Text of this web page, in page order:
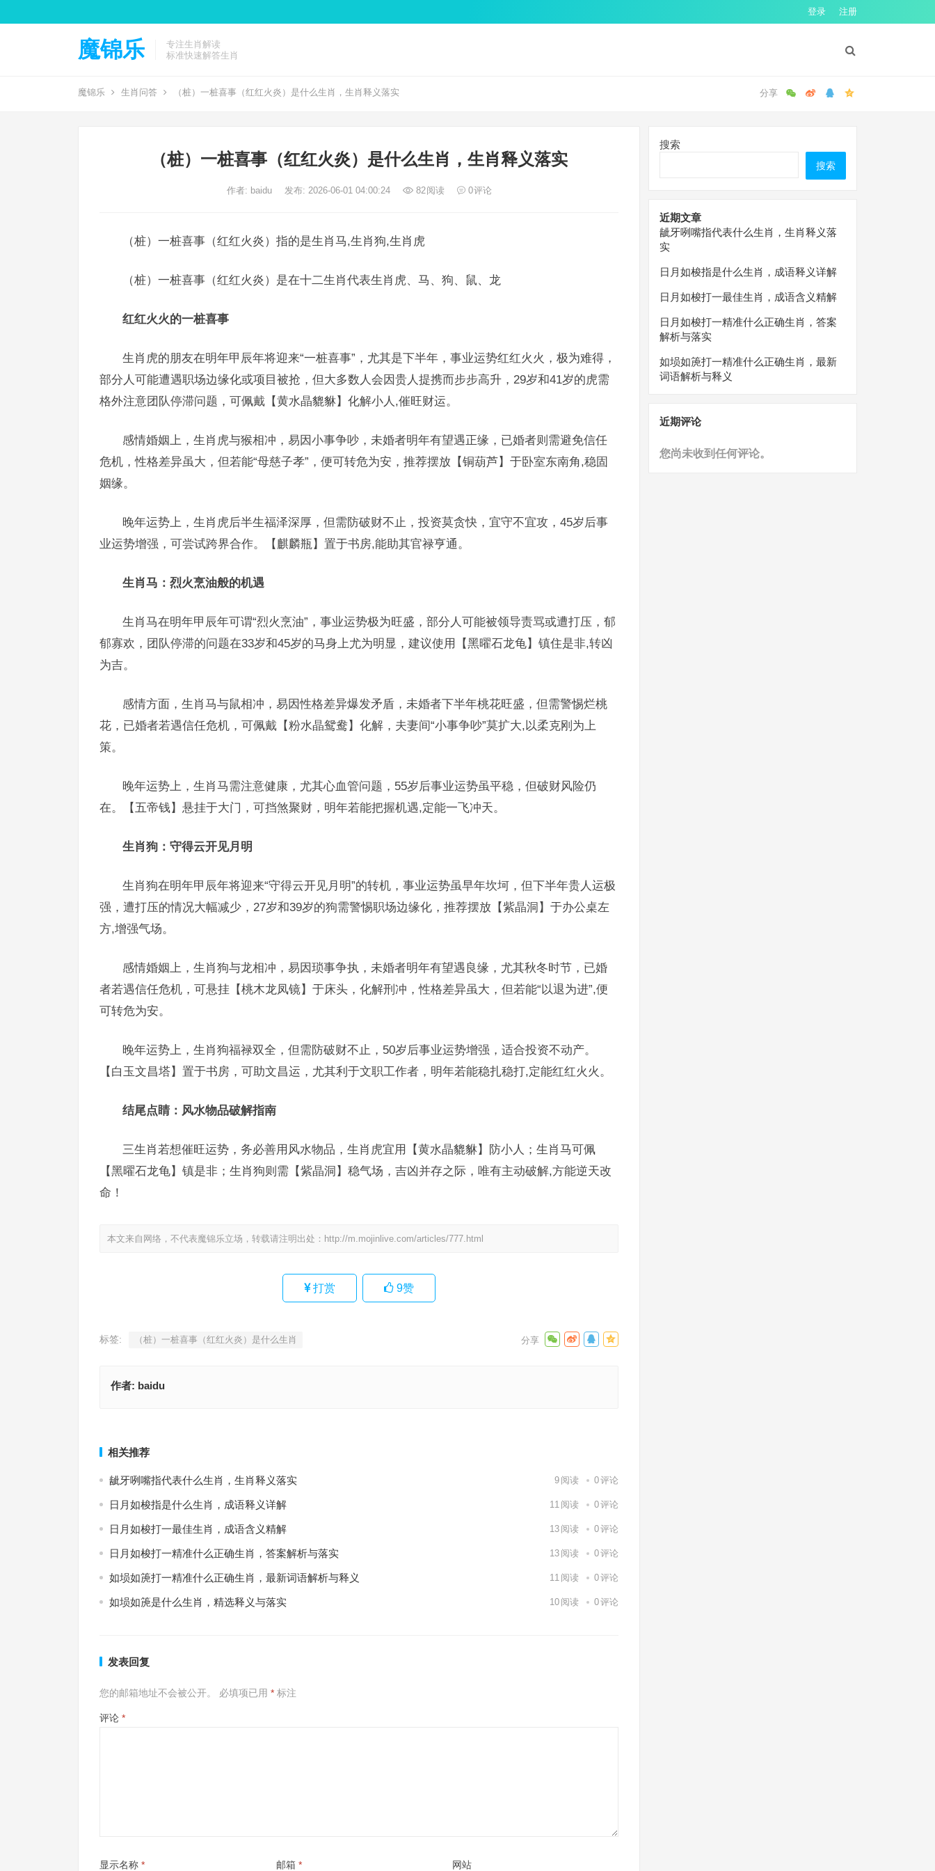
登录 注册
魔锦乐
专注生肖解读
标准快速解答生肖
魔锦乐 生肖问答 （桩）一桩喜事（红红火炎）是什么生肖，生肖释义落实
（桩）一桩喜事（红红火炎）是什么生肖，生肖释义落实
作者: baidu 发布: 2026-06-01 04:00:24 82阅读 0评论
（桩）一桩喜事（红红火炎）指的是生肖马,生肖狗,生肖虎
（桩）一桩喜事（红红火炎）是在十二生肖代表生肖虎、马、狗、鼠、龙
红红火火的一桩喜事
生肖虎的朋友在明年甲辰年将迎来“一桩喜事”，尤其是下半年，事业运势红红火火，极为难得，
部分人可能遭遇职场边缘化或项目被抢，但大多数人会因贵人提携而步步高升，29岁和41岁的虎需
格外注意团队停滞问题，可佩戴【黄水晶貔貅】化解小人,催旺财运。
感情婚姻上，生肖虎与猴相冲，易因小事争吵，未婚者明年有望遇正缘，已婚者则需避免信任
危机，性格差异虽大，但若能“母慈子孝”，便可转危为安，推荐摆放【铜葫芦】于卧室东南角,稳固
姻缘。
晚年运势上，生肖虎后半生福泽深厚，但需防破财不止，投资莫贪快，宜守不宜攻，45岁后事
业运势增强，可尝试跨界合作。【麒麟瓶】置于书房,能助其官禄亨通。
生肖马：烈火烹油般的机遇
生肖马在明年甲辰年可谓“烈火烹油”，事业运势极为旺盛，部分人可能被领导责骂或遭打压，郁
郁寡欢，团队停滞的问题在33岁和45岁的马身上尤为明显，建议使用【黑曜石龙龟】镇住是非,转凶
为吉。
感情方面，生肖马与鼠相冲，易因性格差异爆发矛盾，未婚者下半年桃花旺盛，但需警惕烂桃
花，已婚者若遇信任危机，可佩戴【粉水晶鸳鸯】化解，夫妻间“小事争吵”莫扩大,以柔克刚为上
策。
晚年运势上，生肖马需注意健康，尤其心血管问题，55岁后事业运势虽平稳，但破财风险仍
在。【五帝钱】悬挂于大门，可挡煞聚财，明年若能把握机遇,定能一飞冲天。
生肖狗：守得云开见月明
生肖狗在明年甲辰年将迎来“守得云开见月明”的转机，事业运势虽早年坎坷，但下半年贵人运极
强，遭打压的情况大幅减少，27岁和39岁的狗需警惕职场边缘化，推荐摆放【紫晶洞】于办公桌左
方,增强气场。
感情婚姻上，生肖狗与龙相冲，易因琐事争执，未婚者明年有望遇良缘，尤其秋冬时节，已婚
者若遇信任危机，可悬挂【桃木龙凤镜】于床头，化解刑冲，性格差异虽大，但若能“以退为进”,便
可转危为安。
晚年运势上，生肖狗福禄双全，但需防破财不止，50岁后事业运势增强，适合投资不动产。
【白玉文昌塔】置于书房，可助文昌运，尤其利于文职工作者，明年若能稳扎稳打,定能红红火火。
结尾点睛：风水物品破解指南
三生肖若想催旺运势，务必善用风水物品，生肖虎宜用【黄水晶貔貅】防小人；生肖马可佩
【黑曜石龙龟】镇是非；生肖狗则需【紫晶洞】稳气场，吉凶并存之际，唯有主动破解,方能逆天改
命！
本文来自网络，不代表魔锦乐立场，转载请注明出处： http://m.mojinlive.com/articles/777.html
打赏 9赞
标签: （桩）一桩喜事（红红火炎）是什么生肖
作者: baidu
相关推荐
龇牙咧嘴指代表什么生肖，生肖释义落实 9 阅读 0评论
日月如梭指是什么生肖，成语释义详解 11 阅读 0评论
日月如梭打一最佳生肖，成语含义精解 13 阅读 0评论
日月如梭打一精准什么正确生肖，答案解析与落实 13 阅读 0评论
如埙如箎打一精准什么正确生肖，最新词语解析与释义 11 阅读 0评论
如埙如箎是什么生肖，精选释义与落实 10 阅读 0评论
发表回复
您的邮箱地址不会被公开。 必填项已用 * 标注
评论 *
显示名称 * 邮箱 * 网站
搜索
搜索
近期文章
龇牙咧嘴指代表什么生肖，生肖释义落
实
日月如梭指是什么生肖，成语释义详解
日月如梭打一最佳生肖，成语含义精解
日月如梭打一精准什么正确生肖，答案
解析与落实
如埙如箎打一精准什么正确生肖，最新
词语解析与释义
近期评论
您尚未收到任何评论。